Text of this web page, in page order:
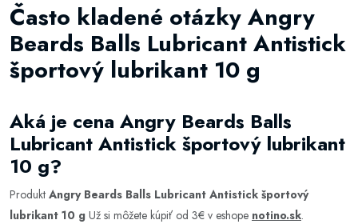
Často kladené otázky Angry
Beards Balls Lubricant Antistick
športový lubrikant 10 g
Aká je cena Angry Beards Balls
Lubricant Antistick športový lubrikant
10 g?
Produkt Angry Beards Balls Lubricant Antistick športový
lubrikant 10 g Už si môžete kúpiť od 3€ v eshope notino.sk.